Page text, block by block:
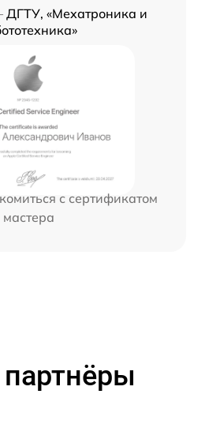
ДГТУ, «Мехатроника и
с сертификатом
мастера